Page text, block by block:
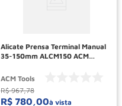
Alicate Prensa Terminal Manual
35-150mm ALCM150 ACM
ACM Tools
R$ 967,78
R$ 780,00à vista